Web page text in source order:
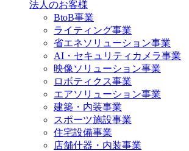
法人のお客様
BtoB事業
ライティング事業
省エネソリューション事業
AI・セキュリティカメラ事業
映像ソリューション事業
ロボティクス事業
エアソリューション事業
建築・内装事業
スポーツ施設事業
住宅設備事業
店舗什器・内装事業